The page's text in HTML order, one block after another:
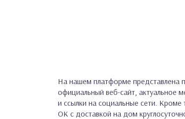
На нашем платформе
официальный веб-сайт, актуальное
и ссылки на социальные сети. Кроме
ОК с доставкой на дом